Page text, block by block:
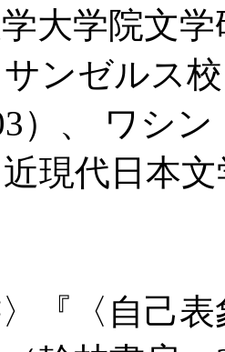
学大学院文
ンゼルス
）、 ワシ
近現代日本
〉『〈自己